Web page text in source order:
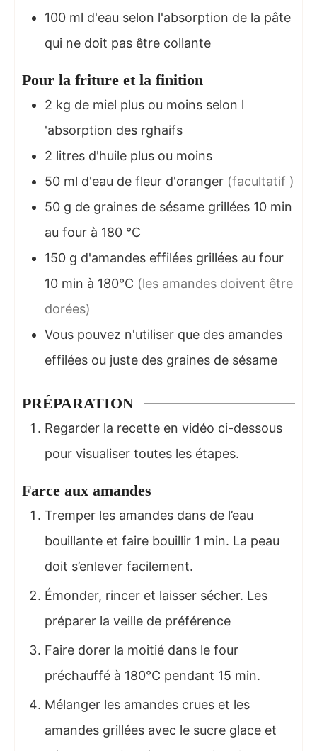
100 ml d'eau selon l'absorption de la pâte
qui ne doit pas être collante
Pour la friture et la finition
2 kg de miel plus ou moins selon l
'absorption des rghaifs
2 litres d'huile plus ou moins
50 ml d'eau de fleur d'oranger (facultatif )
50 g de graines de sésame grillées 10 min
au four à 180 °C
150 g d'amandes effilées grillées au four
10 min à 180°C (les amandes doivent être
dorées)
Vous pouvez n'utiliser que des amandes
effilées ou juste des graines de sésame
PRÉPARATION
Regarder la recette en vidéo ci-dessous
pour visualiser toutes les étapes.
Farce aux amandes
Tremper les amandes dans de l’eau
bouillante et faire bouillir 1 min. La peau
doit s’enlever facilement.
Émonder, rincer et laisser sécher. Les
préparer la veille de préférence
Faire dorer la moitié dans le four
préchauffé à 180°C pendant 15 min.
Mélanger les amandes crues et les
amandes grillées avec le sucre glace et